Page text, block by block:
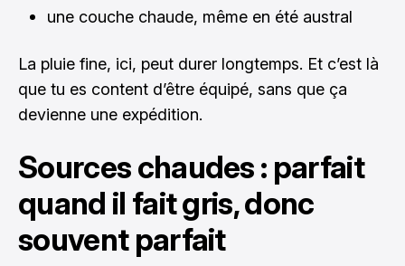
une couche chaude, même en été austral
La pluie fine, ici, peut durer longtemps. Et c’est là
que tu es content d’être équipé, sans que ça
devienne une expédition.
Sources chaudes : parfait
quand il fait gris, donc
souvent parfait